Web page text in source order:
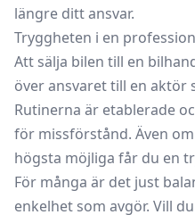
längre ditt ansvar.
Tryggheten i en
Att sälja bilen till en
över ansvaret till en aktör
Rutinerna är etablerade
för missförstånd. Även
högsta möjliga får du en
För många är det just
enkelhet som avgör. Vill